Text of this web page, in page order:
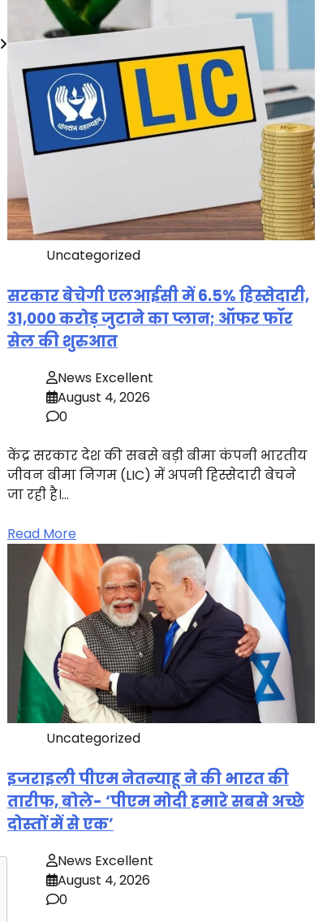
Uncategorized
सरकार बेचेगी एलआईसी में 6.5% हिस्सेदारी,
31,000 करोड़ जुटाने का प्लान; ऑफर फॉर
सेल की शुरुआत
News Excellent
August 4, 2026
0
केंद्र सरकार देश की सबसे बड़ी बीमा कंपनी भारतीय
जीवन बीमा निगम (LIC) में अपनी हिस्सेदारी बेचने
जा रही है।…
Read More
Uncategorized
इजराइली पीएम नेतन्याहू ने की भारत की
तारीफ, बोले- ‘पीएम मोदी हमारे सबसे अच्छे
दोस्तों में से एक’
News Excellent
August 4, 2026
0